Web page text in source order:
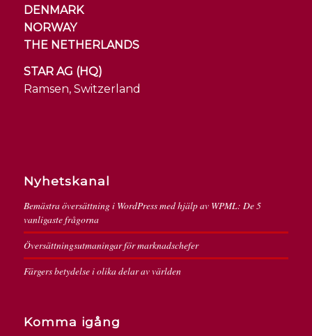
DENMARK
NORWAY
THE NETHERLANDS
STAR AG (HQ)
Ramsen, Switzerland
Nyhetskanal
Bemästra översättning i WordPress med hjälp av WPML: De 5
vanligaste frågorna
Översättningsutmaningar för marknadschefer
Färgers betydelse i olika delar av världen
Komma igång